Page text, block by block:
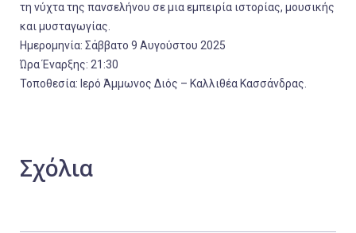
τη νύχτα της πανσελήνου σε μια εμπειρία ιστορίας, μουσικής
και μυσταγωγίας.
Ημερομηνία: Σάββατο 9 Αυγούστου 2025
Ώρα Έναρξης: 21:30
Τοποθεσία: Ιερό Άμμωνος Διός – Καλλιθέα Κασσάνδρας.
Σχόλια